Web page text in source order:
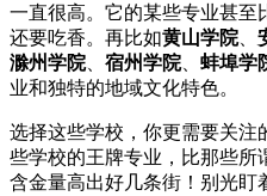
一直很高。它的某些专业甚至
还要吃香。再比如黄山学院、
滁州学院、 宿州学院、 蚌埠学
业和独特的地域文化特色。
选择这些学校，你更需要关注
些学校的王牌专业，比那些所
含金量高出好几条街！别光盯